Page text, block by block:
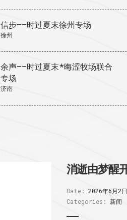
信步——时过夏末徐州专场
徐州
余声——时过夏末*晦涩牧场联合
专场
济南
消逝由梦醒
Date: 2026年6月2日
Categories:
新闻